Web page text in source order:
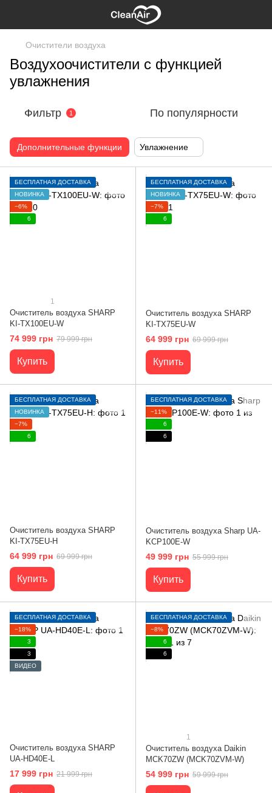
Очистители воздуха
Воздухоочистители с функцией
увлажнения
Фильтр 1 По популярности
Дополнительные функции Увлажнение
БЕСПЛАТНАЯ ДОСТАВКА
НОВИНКА
−6%
6
1
Очиститель воздуха SHARP
KI-TX100EU-W
74 999 грн 79 999 грн
Купить
БЕСПЛАТНАЯ ДОСТАВКА
НОВИНКА
−7%
6
Очиститель воздуха SHARP
KI-TX75EU-W
64 999 грн 69 999 грн
Купить
БЕСПЛАТНАЯ ДОСТАВКА
НОВИНКА
−7%
6
Очиститель воздуха SHARP
KI-TX75EU-H
64 999 грн 69 999 грн
Купить
БЕСПЛАТНАЯ ДОСТАВКА
−11%
6
6
Очиститель воздуха Sharp UA-
KCP100E-W
49 999 грн 55 999 грн
Купить
БЕСПЛАТНАЯ ДОСТАВКА
−18%
3
3
ВИДЕО
Очиститель воздуха SHARP
UA-HD40E-L
17 999 грн 21 999 грн
БЕСПЛАТНАЯ ДОСТАВКА
−8%
6
6
1
Очиститель воздуха Daikin
MCK70ZW (MCK70ZVM-W)
54 999 грн 59 999 грн